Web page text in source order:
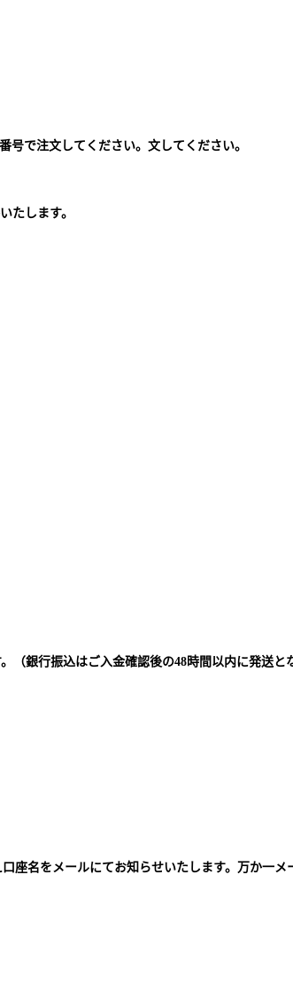
号で注文してください。文してください。
たします。
銀行振込はご入金確認後の48時間以内に発送と
名をメールにてお知らせいたします。万か一メ